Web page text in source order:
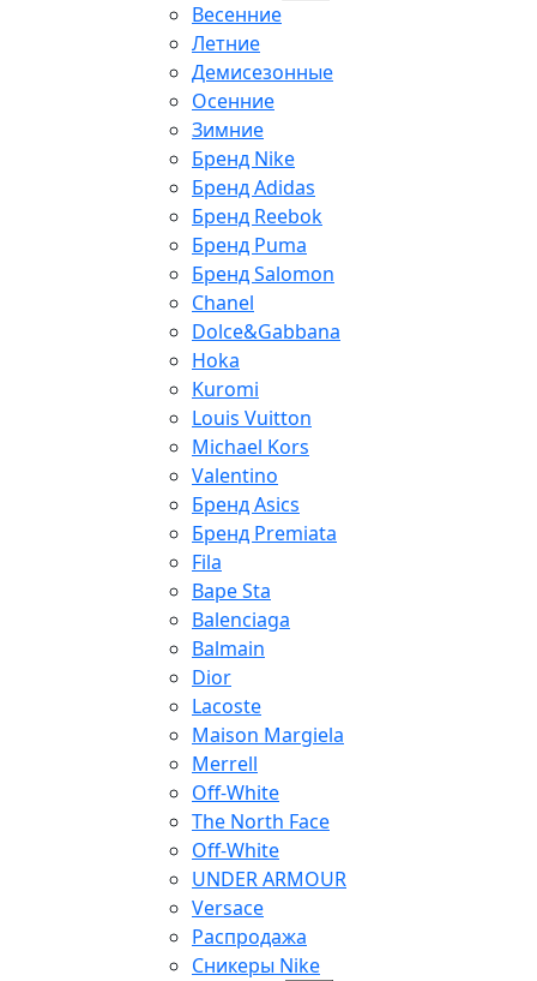
Весенние
Летние
Демисезонные
Осенние
Зимние
Бренд Nike
Бренд Adidas
Бренд Reebok
Бренд Puma
Бренд Salomon
Chanel
Dolce&Gabbana
Hoka
Kuromi
Louis Vuitton
Michael Kors
Valentino
Бренд Asics
Бренд Premiata
Fila
Bape Sta
Balenciaga
Balmain
Dior
Lacoste
Maison Margiela
Merrell
Off-White
The North Face
Off-White
UNDER ARMOUR
Versace
Распродажа
Сникеры Nike